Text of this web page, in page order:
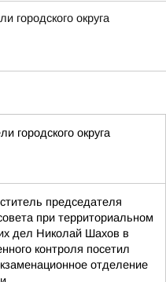
городского округа
городского округа
председателя
при территориальном
дел Николай Шахов в
контроля посетил
отделение